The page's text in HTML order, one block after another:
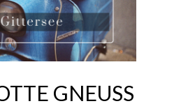
GNEUSS –